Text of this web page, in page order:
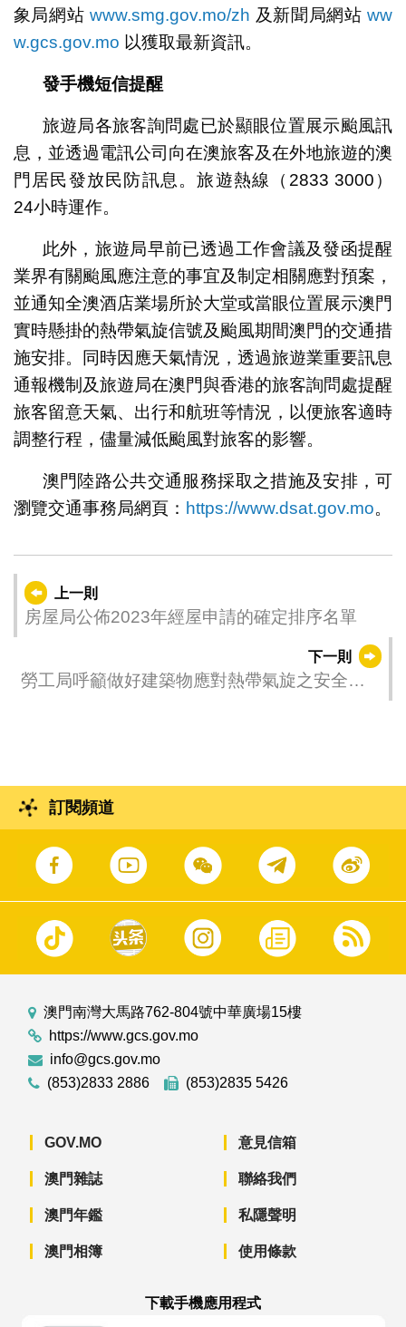
象局網站www.smg.gov.mo/zh 及新聞局網站ww
w.gcs.gov.mo 以獲取最新資訊。
發手機短信提醒
旅遊局各旅客詢問處已於顯眼位置展示颱風訊
息，並透過電訊公司向在澳旅客及在外地旅遊的澳
門居民發放民防訊息。旅遊熱線（2833 3000）
24小時運作。
此外，旅遊局早前已透過工作會議及發函提醒
業界有關颱風應注意的事宜及制定相關應對預案，
並通知全澳酒店業場所於大堂或當眼位置展示澳門
實時懸掛的熱帶氣旋信號及颱風期間澳門的交通措
施安排。同時因應天氣情況，透過旅遊業重要訊息
通報機制及旅遊局在澳門與香港的旅客詢問處提醒
旅客留意天氣、出行和航班等情況，以便旅客適時
調整行程，儘量減低颱風對旅客的影響。
澳門陸路公共交通服務採取之措施及安排，可
瀏覽交通事務局網頁： https://www.dsat.gov.mo。
上一則
房屋局公佈2023年經屋申請的確定排序名單
下一則
勞工局呼籲做好建築物應對熱帶氣旋之安全措
訂閱頻道
澳門南灣大馬路762-804號中華廣場15樓
https://www.gcs.gov.mo
info@gcs.gov.mo
(853)2833 2886
(853)2835 5426
GOV.MO
澳門雜誌
澳門年鑑
澳門相簿
意見信箱
聯絡我們
私隱聲明
使用條款
下載手機應用程式